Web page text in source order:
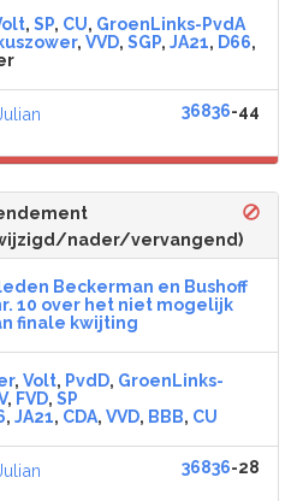
, SP, CU, GroenLinks-PvdA
, VVD, SGP, JA21, D66,
36836-44
nader/vervangend)
Beckerman en Bushoff
10 over het niet mogelijk
finale kwijting
, Volt, PvdD, GroenLinks-
, FVD, SP
, JA21, CDA, VVD, BBB, CU
36836-28